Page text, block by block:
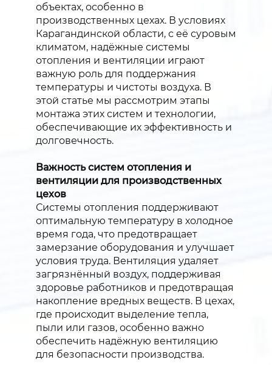
объектах, особенно в
производственных цехах. В условиях
Карагандинской области, с её суровым
климатом, надёжные системы
отопления и вентиляции играют
важную роль для поддержания
температуры и чистоты воздуха. В
этой статье мы рассмотрим этапы
монтажа этих систем и технологии,
обеспечивающие их эффективность и
долговечность.
Важность систем отопления и
вентиляции для производственных
цехов
Системы отопления поддерживают
оптимальную температуру в холодное
время года, что предотвращает
замерзание оборудования и улучшает
условия труда. Вентиляция удаляет
загрязнённый воздух, поддерживая
здоровье работников и предотвращая
накопление вредных веществ. В цехах,
где происходит выделение тепла,
пыли или газов, особенно важно
обеспечить надёжную вентиляцию
для безопасности производства.